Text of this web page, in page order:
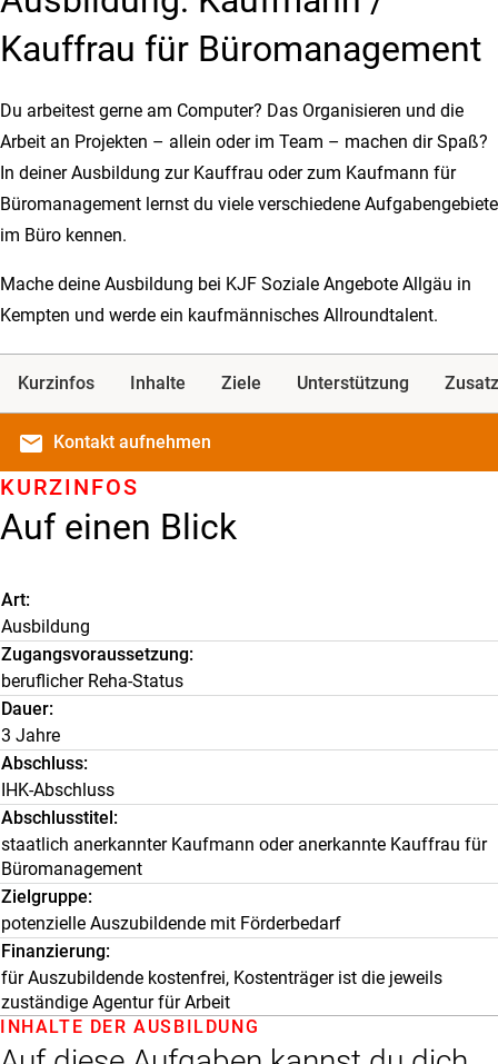
Kauffrau für Büro­­management
Du arbeitest gerne am Computer? Das Organisieren und die
Arbeit an Projekten – allein oder im Team – machen dir Spaß?
In deiner Ausbildung zur Kauffrau oder zum Kaufmann für
Büromanagement lernst du viele verschiedene Aufgabengebiete
im Büro kennen.
Mache deine Ausbildung bei KJF Soziale Angebote Allgäu in
Kempten und werde ein kaufmännisches Allroundtalent.
Kurzinfos Inhalte Ziele Unterstützung
email Kontakt aufnehmen
Auf einen Blick
KURZINFOS
Art
Ausbildung
Zugangsvoraussetzung
beruflicher Reha-Status
Dauer
3 Jahre
Abschluss
IHK-Abschluss
Abschlusstitel
staatlich anerkannter Kaufmann oder anerkannte Kauffrau für
Büromanagement
Zielgruppe
potenzielle Auszubildende mit Förderbedarf
Finanzierung
für Auszubildende kostenfrei, Kostenträger ist die jeweils
zuständige Agentur für Arbeit
INHALTE DER AUSBILDUNG